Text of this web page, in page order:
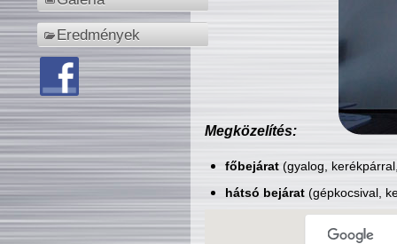
Eredmények
Megközelítés:
főbejárat(gyalog,
hátsó bejárat(gépkocsival,